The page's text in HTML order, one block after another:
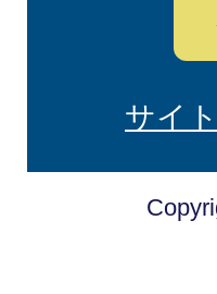
サイ